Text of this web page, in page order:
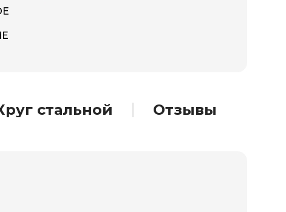
стальной Отзывы